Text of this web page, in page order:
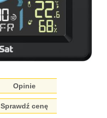
Opinie
Sprawdź cenę